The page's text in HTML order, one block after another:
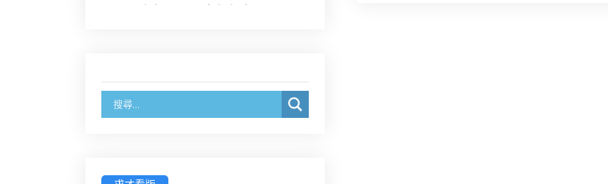
（8/10上午－8/26中午報名）
登記)
參加「勞動權益講習」